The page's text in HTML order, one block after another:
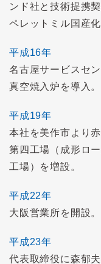
ンド社と技術提携契
ペレットミル国産化
平成16年
名古屋サービスセン
真空焼入炉を導入。
平成19年
本社を美作市より
第四工場（成形ロ
工場）を増設。
平成22年
大阪営業所を開設。
平成23年
代表取締役に森郁夫